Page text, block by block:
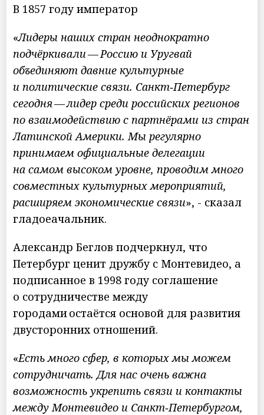
В 1857 году император
«Лидеры наших стран неоднократно
подчёркивали — Россию и Уругвай
объединяют давние культурные
и политические связи. Санкт‑Петербург
сегодня — лидер среди российских регионов
по взаимодействию с партнёрами из стран
Латинской Америки. Мы регулярно
принимаем официальные делегации
на самом высоком уровне, проводим много
совместных культурных мероприятий,
расширяем экономические связи», - сказал
гладоеачальник.
Александр Беглов подчеркнул, что
Петербург ценит дружбу с Монтевидео, а
подписанное в 1998 году соглашение
о сотрудничестве между
городами остаётся основой для развития
двусторонних отношений.
«Есть много сфер, в которых мы можем
сотрудничать. Для нас очень важна
возможность укрепить связи и контакты
между Монтевидео и Санкт‑Петербургом,